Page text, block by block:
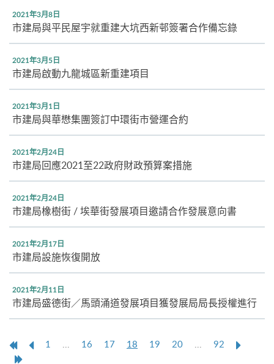
2021年3月8日
市建局與平民屋宇就重建大坑西新邨簽署合作備忘錄
2021年3月5日
市建局啟動九龍城區新重建項目
2021年3月1日
市建局與華懋集團簽訂中環街市營運合約
2021年2月24日
市建局回應2021至22政府財政預算案措施
2021年2月24日
市建局橡樹街 / 埃華街發展項目邀請合作發展意向書
2021年2月17日
市建局設施恢復開放
2021年2月11日
市建局盛德街／馬頭涌道發展項目獲發展局局長授權進行
第
一
上
1 ... 16 17 18 19 20 ... 92
Next
Last